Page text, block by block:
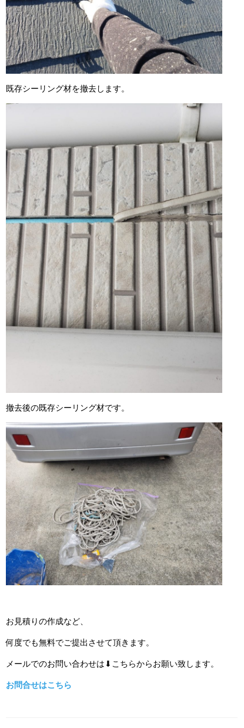
既存シーリング材を撤去します。
撤去後の既存シーリング材です。
お見積りの作成など、
何度でも無料でご提出させて頂きます。
メールでのお問い合わせは⬇こちらからお願い致します。
お問合せはこちら